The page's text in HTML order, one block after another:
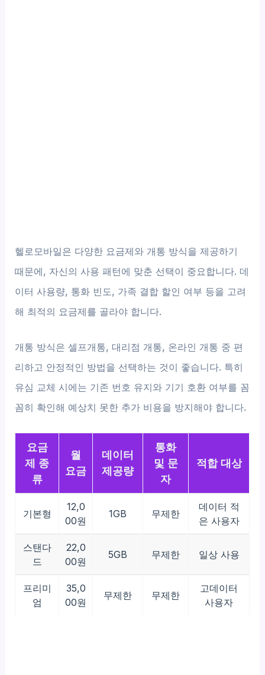
헬로모바일은 다양한 요금제와 개통 방식을 제공하기
때문에, 자신의 사용 패턴에 맞춘 선택이 중요합니다. 데
이터 사용량, 통화 빈도, 가족 결합 할인 여부 등을 고려
해 최적의 요금제를 골라야 합니다.
개통 방식은 셀프개통, 대리점 개통, 온라인 개통 중 편
리하고 안정적인 방법을 선택하는 것이 좋습니다. 특히
유심 교체 시에는 기존 번호 유지와 기기 호환 여부를 꼼
꼼히 확인해 예상치 못한 추가 비용을 방지해야 합니다.
요금
제 종
류
월
요금
데이터
제공량
통화
및 문
자
적합 대상
기본형
12,0
00원
1GB 무제한
데이터 적
은 사용자
스탠다
드
22,0
00원
5GB 무제한 일상 사용
프리미
엄
35,0
00원
무제한 무제한
고데이터
사용자